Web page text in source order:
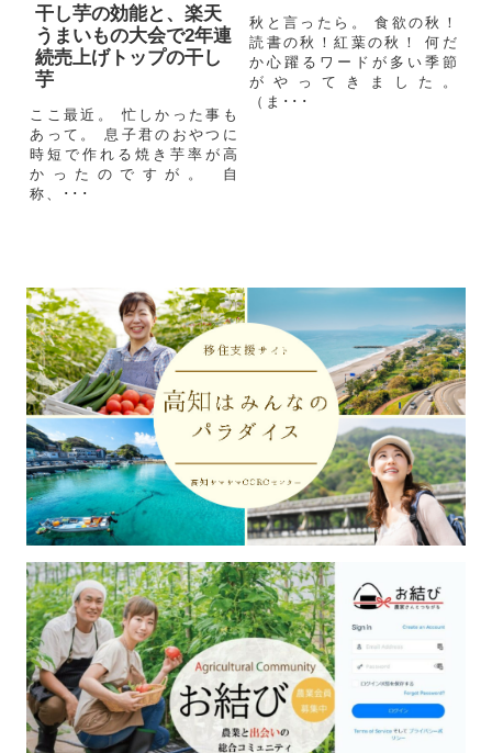
干し芋の効能と、楽天
うまいもの大会で2年連
続売上げトップの干し
芋
ここ最近。 忙しかった事も
あって。 息子君のおやつに
時短で作れる焼き芋率が高
かったのですが。 自
称、･･･
秋と言ったら。 食欲の秋！
読書の秋！紅葉の秋！ 何だ
か心躍るワードが多い季節
がやってきました。
（ま･･･